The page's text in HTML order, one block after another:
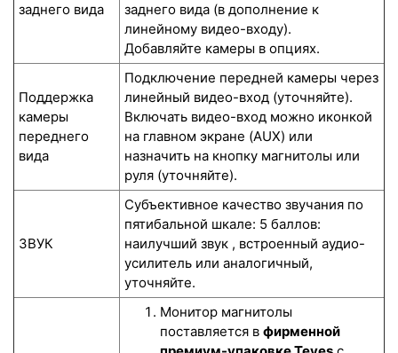
заднего вида
заднего вида (в дополнение к
линейному видео-входу).
Добавляйте камеры в опциях.
Поддержка
камеры
переднего
вида
Подключение передней камеры через
линейный видео-вход (уточняйте).
Включать видео-вход можно иконкой
на главном экране (AUX) или
назначить на кнопку магнитолы или
руля (уточняйте).
ЗВУК
Субъективное качество звучания по
пятибальной шкале: 5 баллов:
наилучший звук , встроенный аудио-
усилитель или аналогичный,
уточняйте.
Монитор магнитолы
поставляется в фирменной